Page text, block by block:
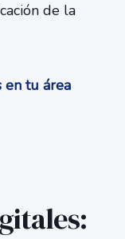
de la
en tu área